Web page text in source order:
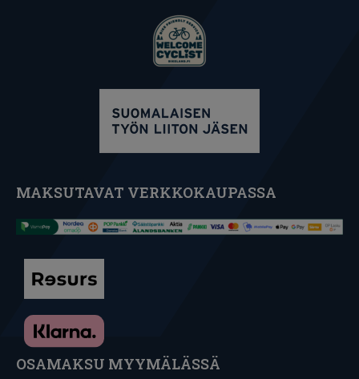
MAKSUTAVAT VERKKOKAUPASSA
OSAMAKSU MYYMÄLÄSSÄ